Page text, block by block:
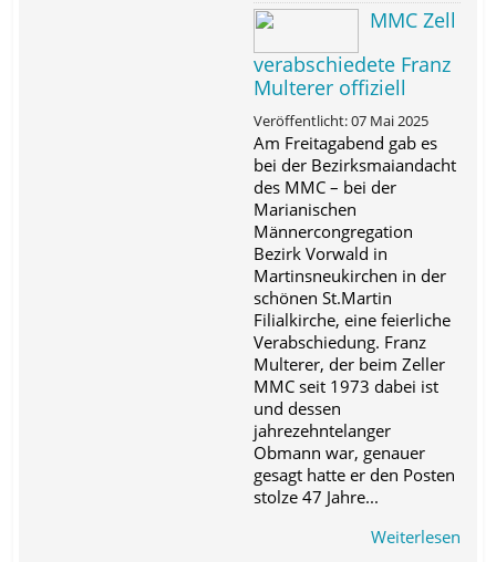
MMC Zell
verabschiedete Franz
Multerer offiziell
Veröffentlicht: 07 Mai 2025
Am Freitagabend gab es
bei der Bezirksmaiandacht
des MMC – bei der
Marianischen
Männercongregation
Bezirk Vorwald in
Martinsneukirchen in der
schönen St.Martin
Filialkirche, eine feierliche
Verabschiedung. Franz
Multerer, der beim Zeller
MMC seit 1973 dabei ist
und dessen
jahrezehntelanger
Obmann war, genauer
gesagt hatte er den Posten
stolze 47 Jahre...
Weiterlesen